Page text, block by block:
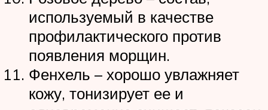
используемый в качестве
профилактического против
появления морщин.
Фенхель – хорошо увлажняет
кожу, тонизирует ее и